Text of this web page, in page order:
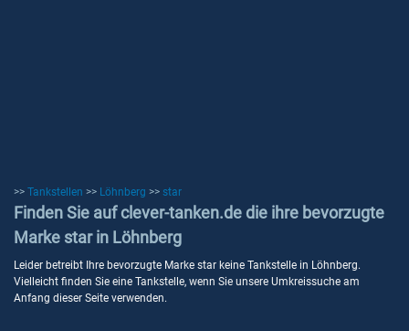
>> Tankstellen >> Löhnberg >> star
Finden Sie auf clever-tanken.de die ihre bevorzugte
Marke star in Löhnberg
Leider betreibt Ihre bevorzugte Marke star keine Tankstelle in Löhnberg.
Vielleicht finden Sie eine Tankstelle, wenn Sie unsere Umkreissuche am
Anfang dieser Seite verwenden.